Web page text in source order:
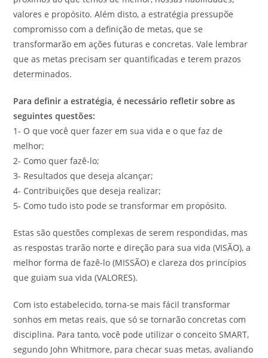
valores e propósito. Além disto, a estratégia pressupõe
compromisso com a definição de metas, que se
transformarão em ações futuras e concretas. Vale lembrar
que as metas precisam ser quantificadas e terem prazos
determinados.
Para definir a estratégia, é necessário refletir sobre as
seguintes questões:
1- O que você quer fazer em sua vida e o que faz de
melhor;
2- Como quer fazê-lo;
3- Resultados que deseja alcançar;
4- Contribuições que deseja realizar;
5- Como tudo isto pode se transformar em propósito.
Estas são questões complexas de serem respondidas, mas
as respostas trarão norte e direção para sua vida (VISÃO), a
melhor forma de fazê-lo (MISSÃO) e clareza dos princípios
que guiam sua vida (VALORES).
Com isto estabelecido, torna-se mais fácil transformar
sonhos em metas reais, que só se tornarão concretas com
disciplina. Para tanto, você pode utilizar o conceito SMART,
segundo John Whitmore, para checar suas metas, avaliando